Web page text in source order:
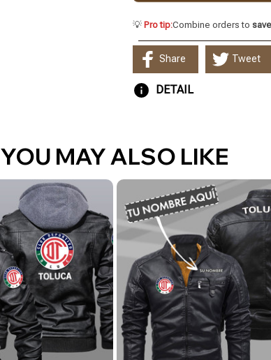
💡 Pro tip:Combine orders to save
Share Tweet
DETAIL
YOU MAY ALSO LIKE